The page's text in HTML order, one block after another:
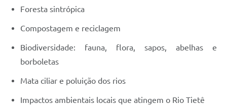
Foresta sintrópica
Compostagem e reciclagem
Biodiversidade: fauna, flora, sapos, abelhas e
borboletas
Mata ciliar e poluição dos rios
Impactos ambientais locais que atingem o Rio Tietê